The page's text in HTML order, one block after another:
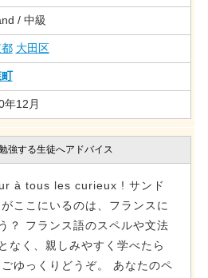
/ 中級
大田区
年12月
強する生徒へアドバイス
à tous les curieux ! サンド
ここにいるのは、フランスに
？ フランス語のスペルや文法
なく、親しみやすく学べたら
ゆっくりどうぞ。 あなたのペ